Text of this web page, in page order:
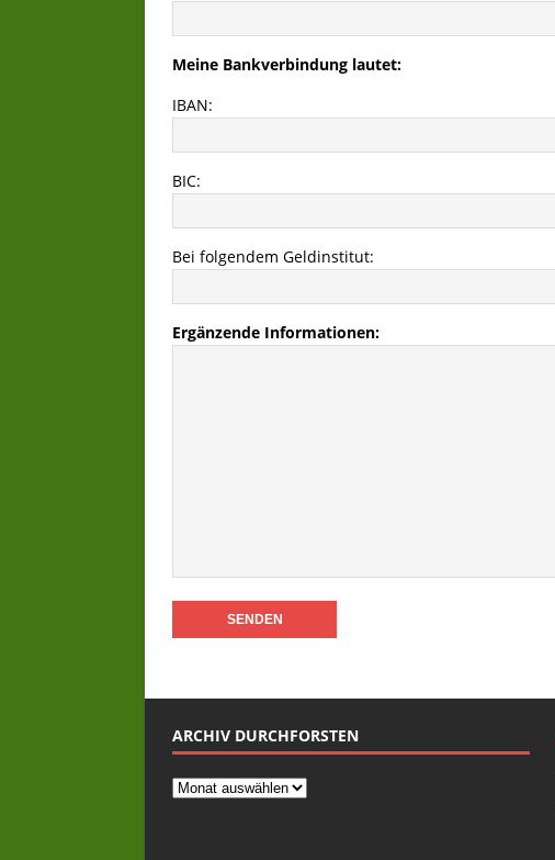
Meine Bankverbindung lautet:
IBAN:
BIC:
Bei folgendem Geldinstitut:
Ergänzende Informationen:
ARCHIV DURCHFORSTEN